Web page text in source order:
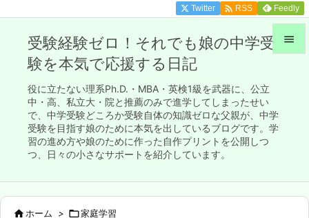
受験経験ゼロ！それでも娘の中学受
験を本気で応援する日記
役に立たない理系Ph.D.・MBA・英検1級を武器に、公立
中・高、私立大・院と推薦のみで進学してしまったせい
で、中学受験どころか受験自体の知識ゼロな父親が、中学
受験を目指す娘のために本気を出しているブログです。学
習の進め方や娘のために作った自作プリントを公開しつ
つ、日々の小さなサポートを紹介しています。

Twitter  RSS Feedly
ホーム > 家庭学習